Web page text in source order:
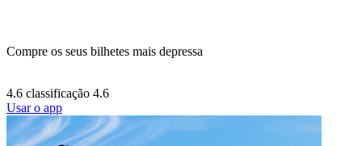
Compre os seus bilhetes mais depressa
4.6 classificação 4.6
Usar o app